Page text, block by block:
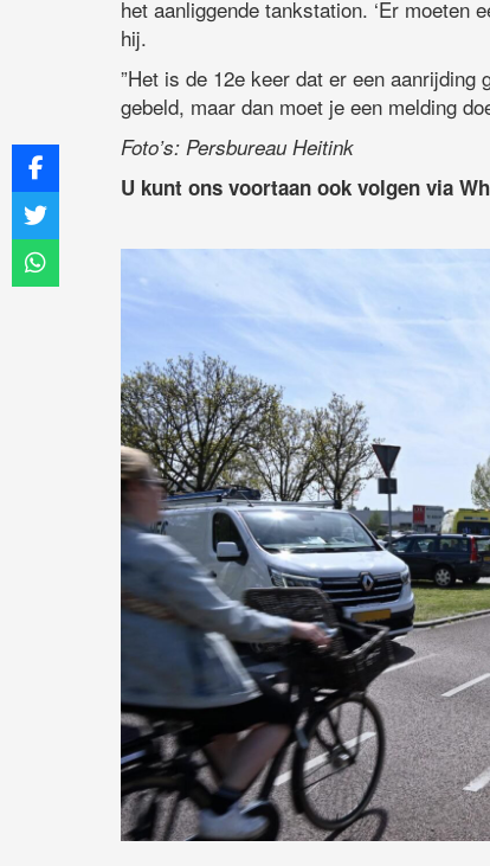
het aanliggende tankstation. ‘Er moeten
hij.
”Het is de 12e keer dat er een
gebeld, maar dan moet je een melding
Foto’s: Persbureau Heitink
U kunt ons voortaan ook volgen via